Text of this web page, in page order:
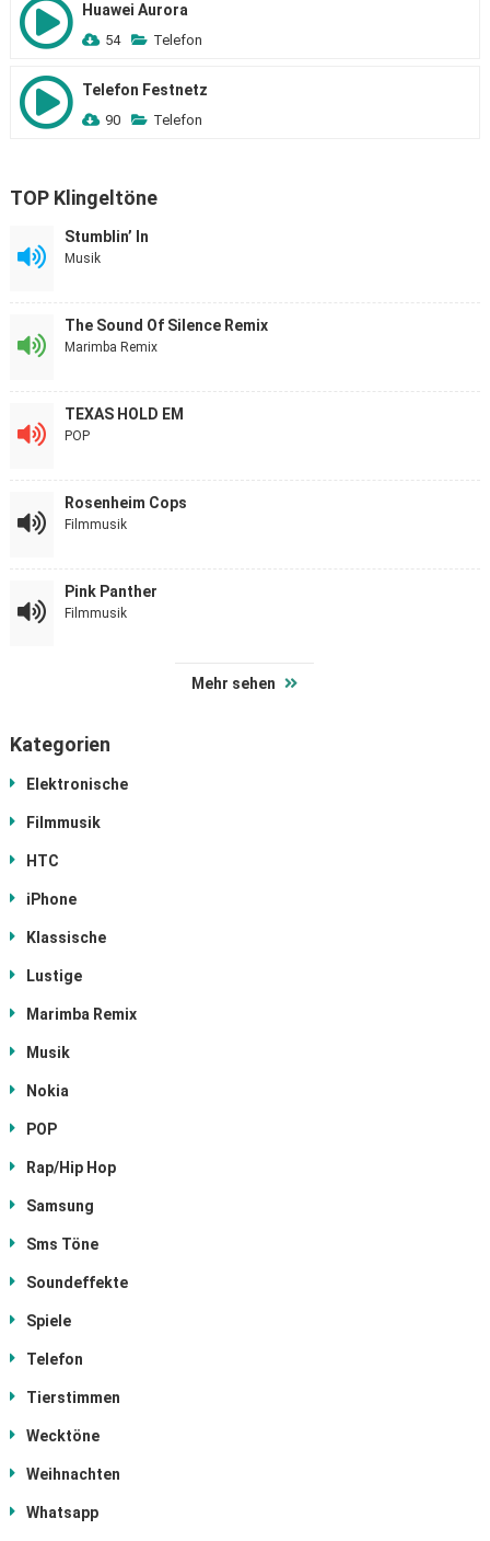
Huawei Aurora
54 Telefon
Telefon Festnetz
90 Telefon
TOP Klingeltöne
Stumblin’ In
Musik
The Sound Of Silence Remix
Marimba Remix
TEXAS HOLD EM
POP
Rosenheim Cops
Filmmusik
Pink Panther
Filmmusik
Mehr sehen
Kategorien
Elektronische
Filmmusik
HTC
iPhone
Klassische
Lustige
Marimba Remix
Musik
Nokia
POP
Rap/Hip Hop
Samsung
Sms Töne
Soundeffekte
Spiele
Telefon
Tierstimmen
Wecktöne
Weihnachten
Whatsapp